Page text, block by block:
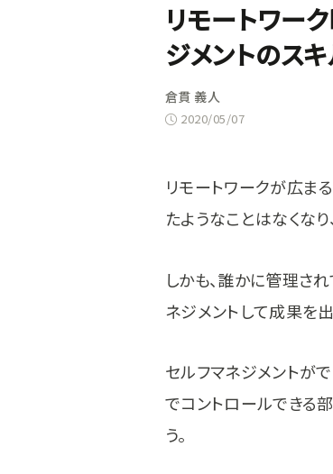
リモートワー
ジメントのス
倉貫 義人
2020/05/07
リモートワークが広ま
たようなことはなくな
しかも、誰かに管理さ
ネジメントして成果を
セルフマネジメントが
でコントロールできる
う。